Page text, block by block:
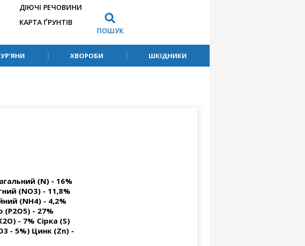
ДІЮЧІ РЕЧОВИНИ
КАРТА ҐРУНТІВ
ПОШУК
ХВОРОБИ ШКІДНИКИ
(N) - 16%
(NO3) - 11,8%
(NH4) - 4,2%
- 27%
- 7% Сірка (S)
- 5%) Цинк (Zn) -